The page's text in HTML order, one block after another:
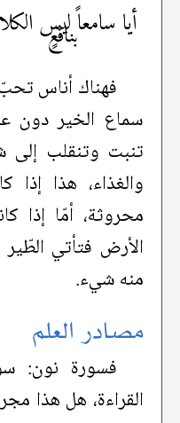
أيا سامعاً ليس
بنافعٍ
فهناك أناس
سماع الخير دون
تنبت وتنقلب إلى
والغذاء، هذا
محروثة، أمّا إذا
الأرض فتأتي
منه شيء.
مصادر العلم
فسورة نون:
القراءة، هل هذا